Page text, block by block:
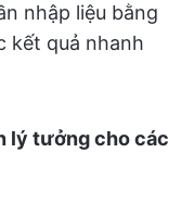
nhập liệu bằng
kết quả nhanh
lý tưởng cho các